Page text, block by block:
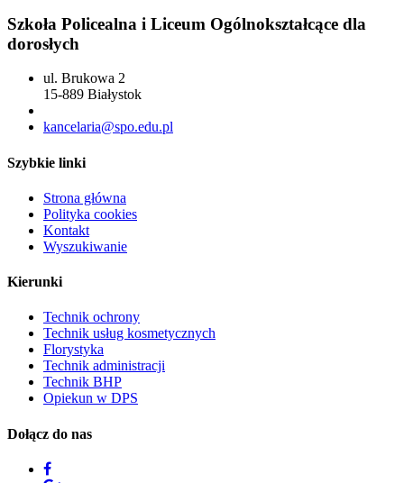
Szkoła Policealna i Liceum Ogólnokształcące dla
dorosłych
ul. Brukowa 2
15-889 Białystok
kancelaria@spo.edu.pl
Szybkie linki
Strona główna
Polityka cookies
Kontakt
Wyszukiwanie
Kierunki
Technik ochrony
Technik usług kosmetycznych
Florystyka
Technik administracji
Technik BHP
Opiekun w DPS
Dołącz do nas